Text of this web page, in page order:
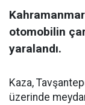
otomobilin
yaralandı.
Kaza,
üzerinde